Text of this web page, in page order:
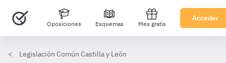
Oposiciones Esquemas Mes gratis
Acceder
Legislación Común Castilla y León